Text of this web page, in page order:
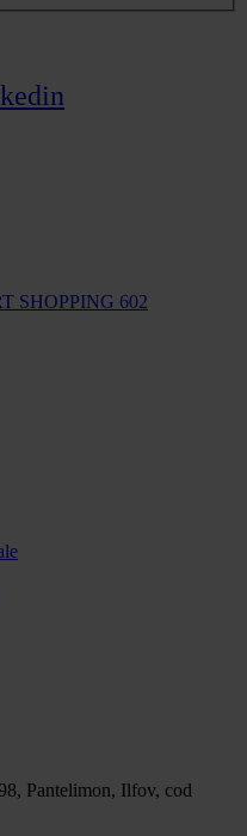
SHOPPING 602
Pantelimon, Ilfov, cod